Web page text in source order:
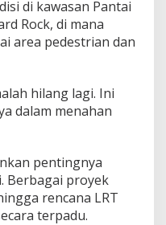
di kawasan Pantai
Rock, di mana
area pedestrian dan
hilang lagi. Ini
dalam menahan
pentingnya
Berbagai proyek
rencana LRT
terpadu.